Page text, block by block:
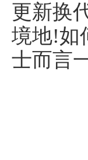
更新换
境地!如
士而言